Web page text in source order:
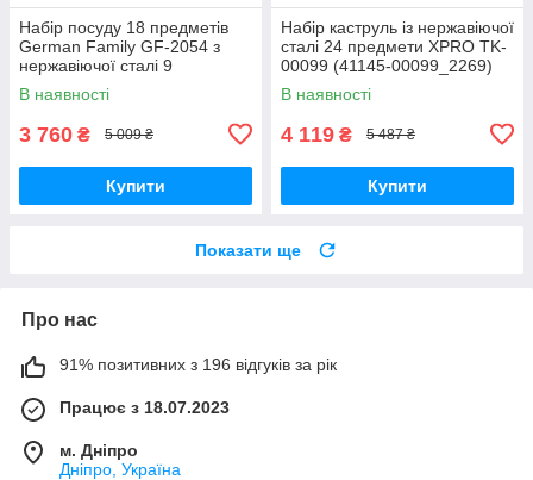
Набір посуду 18 предметів
German Family GF-2054 з
нержавіючої сталі 9
сріблястий шар дно (GF-
2054_2255)
В наявності
3 760 ₴ 5 009 ₴
Купити
Набір каструль із нержавіючої
сталі 24 предмети XPRO TK-
00099 (41145-00099_2269)
В наявності
4 119 ₴ 5 487 ₴
Купити
Показати ще
Про нас
91% позитивних з 196 відгуків за рік
Працює з 18.07.2023
м. Дніпро
Дніпро, Україна